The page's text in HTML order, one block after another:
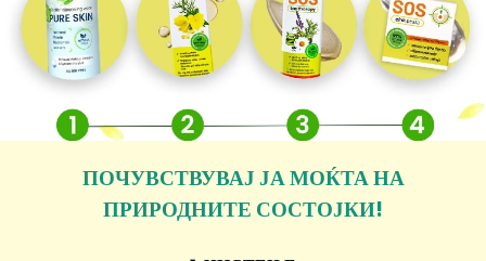
ПОЧУВСТВУВАЈ ЈА МОЌТА НА
ПРИРОДНИТЕ СОСТОЈКИ!